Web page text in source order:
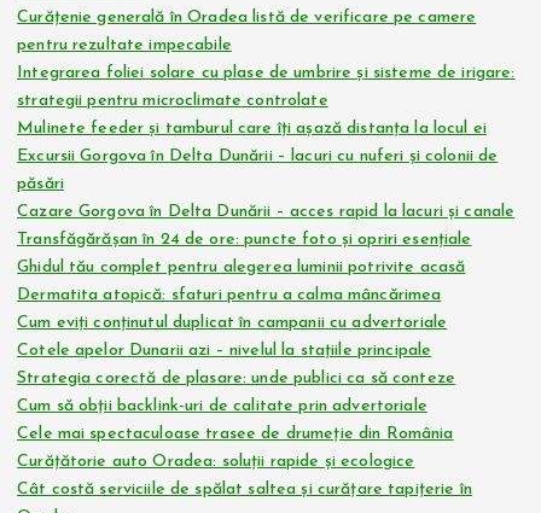
Curățenie generală în Oradea listă de verificare pe camere
pentru rezultate impecabile
Integrarea foliei solare cu plase de umbrire și sisteme de irigare:
strategii pentru microclimate controlate
Mulinete feeder și tamburul care îți așază distanța la locul ei
Excursii Gorgova în Delta Dunării – lacuri cu nuferi și colonii de
păsări
Cazare Gorgova în Delta Dunării – acces rapid la lacuri și canale
Transfăgărășan în 24 de ore: puncte foto și opriri esențiale
Ghidul tău complet pentru alegerea luminii potrivite acasă
Dermatita atopică: sfaturi pentru a calma mâncărimea
Cum eviți conținutul duplicat în campanii cu advertoriale
Cotele apelor Dunarii azi – nivelul la stațiile principale
Strategia corectă de plasare: unde publici ca să conteze
Cum să obții backlink-uri de calitate prin advertoriale
Cele mai spectaculoase trasee de drumeție din România
Curățătorie auto Oradea: soluții rapide și ecologice
Cât costă serviciile de spălat saltea și curățare tapițerie în